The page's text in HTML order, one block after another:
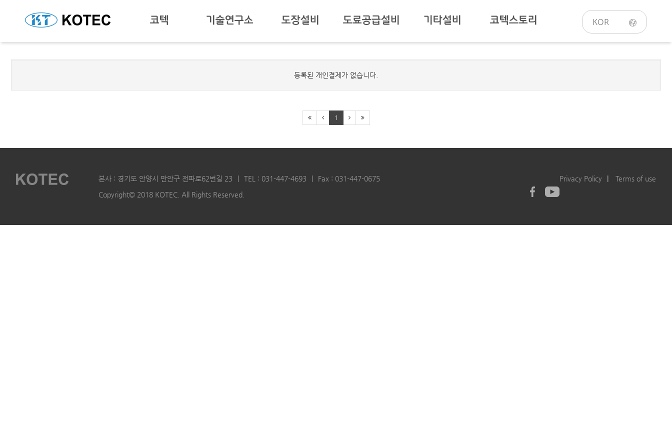
KOR
코텍 기술연구소 도장설비 도료공급설비 기타설비 코텍스토리
등록된 개인결제가 없습니다.
1
본사 : 경기도 안양시 만안구 전파로62번길 23 TEL : 031-447-4693
Fax : 031-447-0675
Copyright© 2018 KOTEC. All Rights Reserved.
Privacy Policy Terms of use